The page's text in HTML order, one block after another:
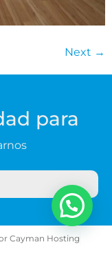
Next →
para
Cayman Hosting